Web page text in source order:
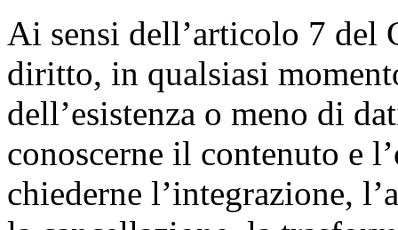
Ai sensi dell’articolo 7 del
diritto, in qualsiasi
dell’esistenza o meno di
conoscerne il contenuto e
chiederne l’integrazione,